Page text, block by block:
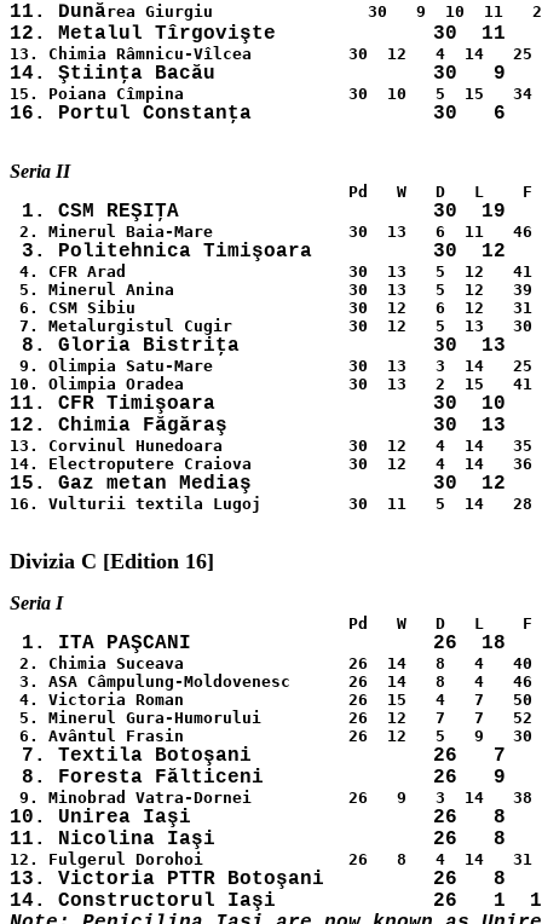
11. Dună
1. CSM REŞIŢA                     30
4. CFR Arad	                   30  13   5  12   41  43   31
5. Minerul Anina                  30  13   5  12   39
6. CSM Sibiu                      30  12   6  12   31
9. Olimpia Satu-Mare              30  13   3  14   25
11. CFR Timişoara                  30  10
13. Corvinul Hunedoara             30  12   4  14   35
16. Vulturii textila Lugoj         30  11   5  14   28
2. Chimia Suceava                 26  14   8   4   40
3. ASA Câmpulung-Moldovenesc      26  14   8   4
4. Victoria Roman                 26  15   4   7   50
5. Minerul Gura-Humorului         26  12   7   7   52
7. Textila Botoşani               26   7
10. Unirea Iaşi                    26   8
13. Victoria PTTR Botoşani         26   8